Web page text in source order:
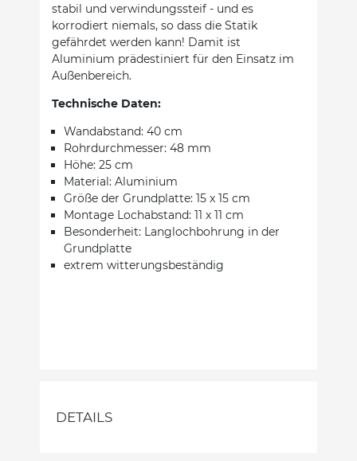
stabil und verwindungssteif - und es
korrodiert niemals, so dass die Statik
gefährdet werden kann! Damit ist
Aluminium prädestiniert für den Einsatz im
Außenbereich.
Technische Daten:
Wandabstand: 40 cm
Rohrdurchmesser: 48 mm
Höhe: 25 cm
Material: Aluminium
Größe der Grundplatte: 15 x 15 cm
Montage Lochabstand: 11 x 11 cm
Besonderheit: Langlochbohrung in der
Grundplatte
extrem witterungsbeständig
DETAILS